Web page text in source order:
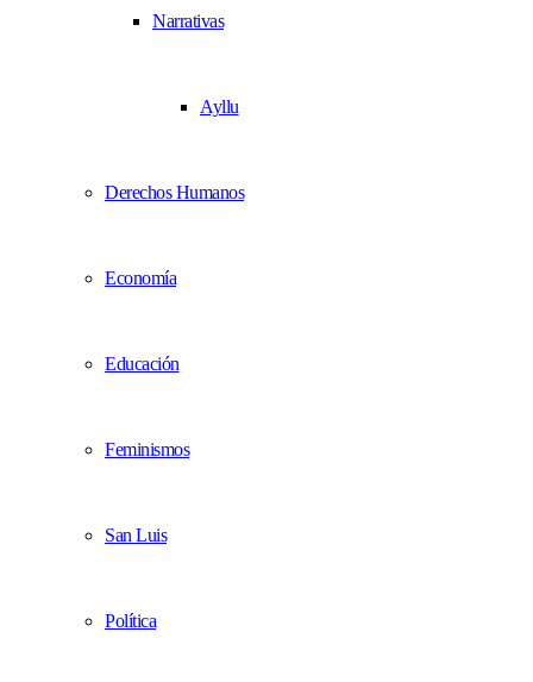
Narrativas
Ayllu
Derechos Humanos
Economía
Educación
Feminismos
San Luis
Política